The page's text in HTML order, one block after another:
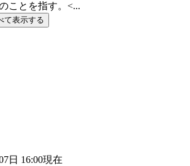
ことを指す。<...
て表示する
日 16:00現在